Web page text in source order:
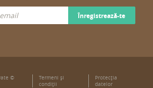
Înregistrează-te
©
Termeni şi
condiţii
Protecţia
datelor